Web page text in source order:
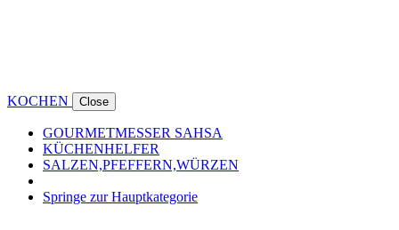
KOCHEN Close
GOURMETMESSER SAHSA
KÜCHENHELFER
SALZEN,PFEFFERN,WÜRZEN
Springe zur Hauptkategorie